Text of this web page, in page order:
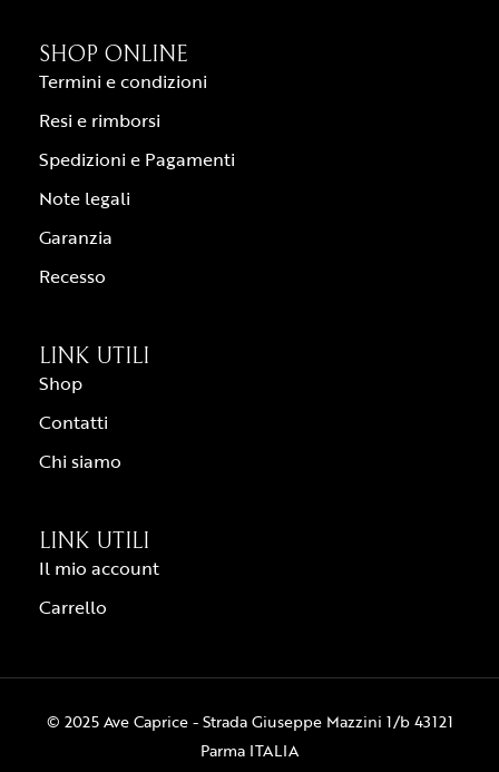
SHOP ONLINE
Termini e condizioni
Resi e rimborsi
Spedizioni e Pagamenti
Note legali
Garanzia
Recesso
LINK UTILI
Shop
Contatti
Chi siamo
LINK UTILI
Il mio account
Carrello
© 2025 Ave Caprice - Strada Giuseppe Mazzini 1/b 43121
Parma ITALIA